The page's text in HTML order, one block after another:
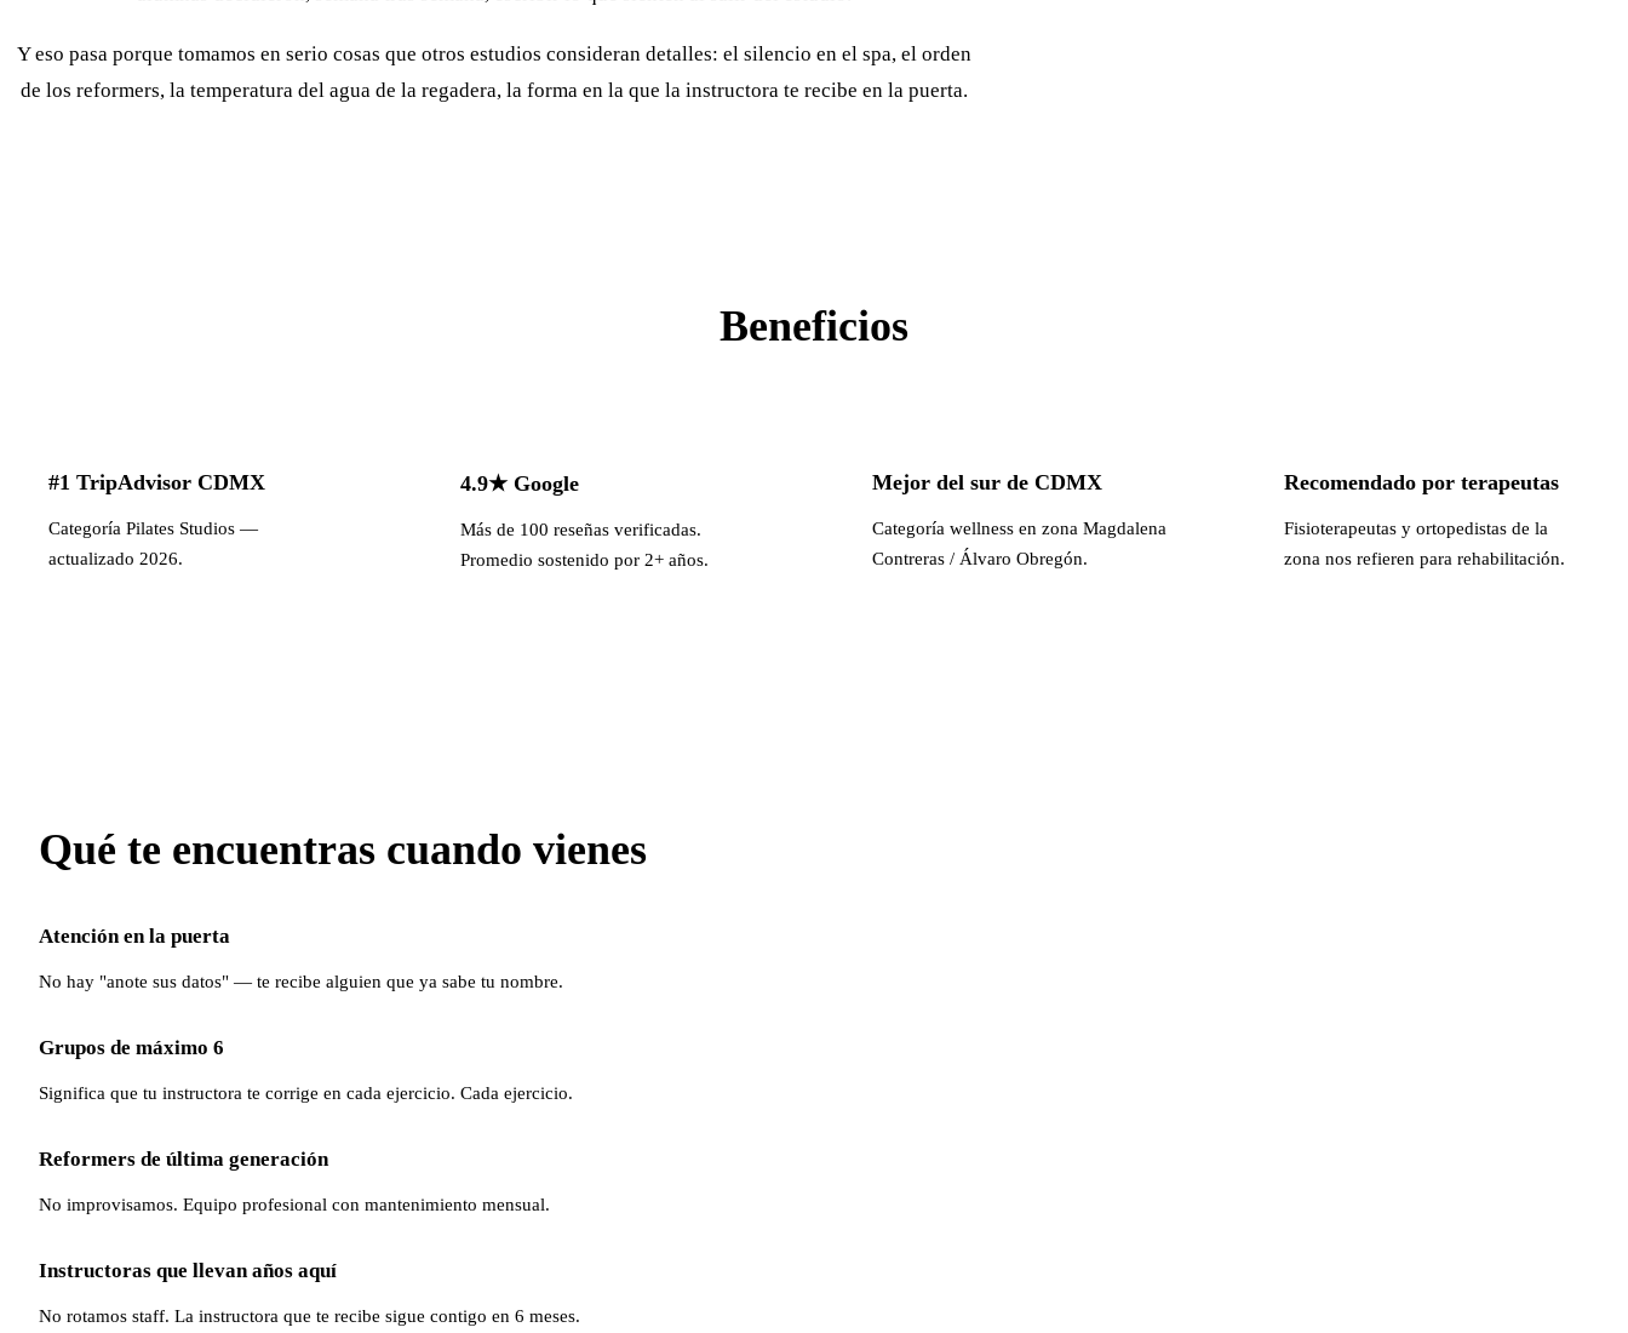
Y eso pasa porque tomamos en serio cosas que otros estudios consideran detalles: el silencio en el spa, el orden
de los reformers, la temperatura del agua de la regadera, la forma en la que la instructora te recibe en la puerta.
Beneficios
#1 TripAdvisor CDMX
Categoría Pilates Studios —
actualizado 2026.
4.9★ Google
Más de 100 reseñas verificadas.
Promedio sostenido por 2+ años.
Mejor del sur de CDMX
Categoría wellness en zona Magdalena
Contreras / Álvaro Obregón.
Recomendado por terapeutas
Fisioterapeutas y ortopedistas de la
zona nos refieren para rehabilitación.
Qué te encuentras cuando vienes
Atención en la puerta
No hay "anote sus datos" — te recibe alguien que ya sabe tu nombre.
Grupos de máximo 6
Significa que tu instructora te corrige en cada ejercicio. Cada ejercicio.
Reformers de última generación
No improvisamos. Equipo profesional con mantenimiento mensual.
Instructoras que llevan años aquí
No rotamos staff. La instructora que te recibe sigue contigo en 6 meses.